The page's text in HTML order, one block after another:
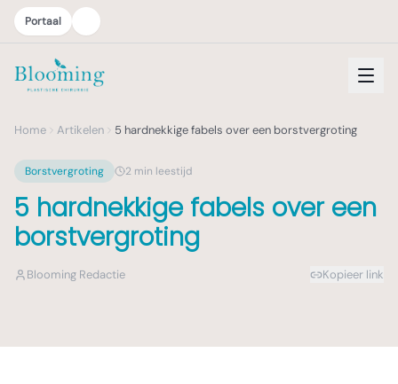
Portaal
Home Artikelen 5 hardnekkige fabels over een borstvergroting
Borstvergroting 2 min leestijd
5 hardnekkige fabels over een
borstvergroting
Blooming Redactie Kopieer link